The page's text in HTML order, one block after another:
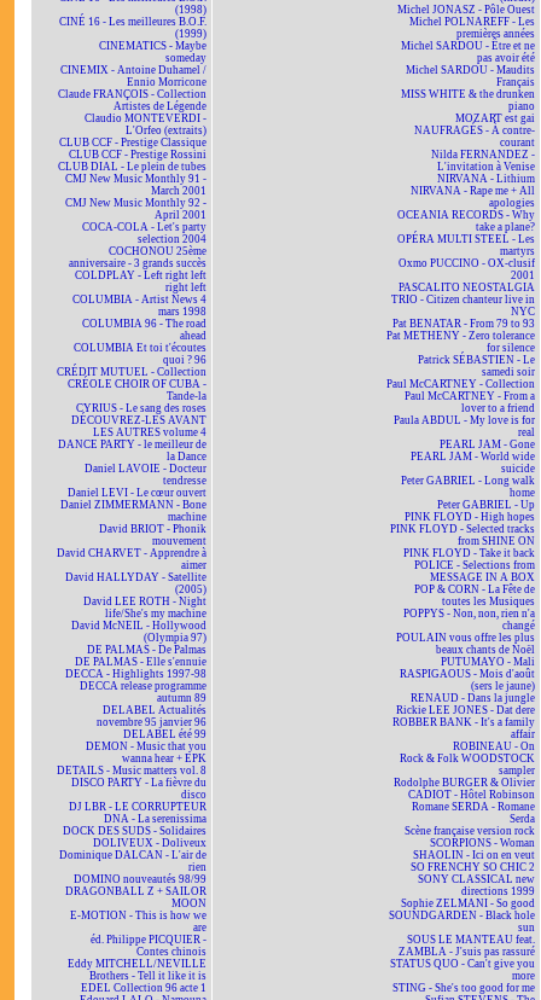
(1998)
CINÉ 16 - Les meilleures B.O.F.
(1999)
CINEMATICS - Maybe
someday
CINEMIX - Antoine Duhamel /
Ennio Morricone
Claude FRANÇOIS - Collection
Artistes de Légende
Claudio MONTEVERDI -
L'Orfeo (extraits)
CLUB CCF - Prestige Classique
CLUB CCF - Prestige Rossini
CLUB DIAL - Le plein de tubes
CMJ New Music Monthly 91 -
March 2001
CMJ New Music Monthly 92 -
April 2001
COCA-COLA - Let's party
selection 2004
COCHONOU 25ème
anniversaire - 3 grands succès
COLDPLAY - Left right left
right left
COLUMBIA - Artist News 4
mars 1998
COLUMBIA 96 - The road
ahead
COLUMBIA Et toi t'écoutes
quoi ? 96
CRÉDIT MUTUEL - Collection
CRÉOLE CHOIR OF CUBA -
Tande-la
CYRIUS - Le sang des roses
DÉCOUVREZ-LES AVANT
LES AUTRES volume 4
DANCE PARTY - le meilleur de
la Dance
Daniel LAVOIE - Docteur
tendresse
Daniel LEVI - Le cœur ouvert
Daniel ZIMMERMANN - Bone
machine
David BRIOT - Phonik
mouvement
David CHARVET - Apprendre à
aimer
David HALLYDAY - Satellite
(2005)
David LEE ROTH - Night
life/She's my machine
David McNEIL - Hollywood
(Olympia 97)
DE PALMAS - De Palmas
DE PALMAS - Elle s'ennuie
DECCA - Highlights 1997-98
DECCA release programme
autumn 89
DELABEL Actualités
novembre 95 janvier 96
DELABEL été 99
DEMON - Music that you
wanna hear + EPK
DETAILS - Music matters vol. 8
DISCO PARTY - La fièvre du
disco
DJ LBR - LE CORRUPTEUR
DNA - La serenissima
DOCK DES SUDS - Solidaires
DOLIVEUX - Doliveux
Dominique DALCAN - L'air de
rien
DOMINO nouveautés 98/99
DRAGONBALL Z + SAILOR
MOON
E-MOTION - This is how we
are
éd. Philippe PICQUIER -
Contes chinois
Eddy MITCHELL/NEVILLE
Brothers - Tell it like it is
EDEL Collection 96 acte 1
Michel JONASZ - Pôle Ouest
Michel POLNAREFF - Les
premières années
Michel SARDOU - Être et ne
pas avoir été
Michel SARDOU - Maudits
Français
MISS WHITE & the drunken
piano
MOZART est gai
NAUFRAGÉS - À contre-
courant
Nilda FERNANDEZ -
L'invitation à Venise
NIRVANA - Lithium
NIRVANA - Rape me + All
apologies
OCEANIA RECORDS - Why
take a plane?
OPÉRA MULTI STEEL - Les
martyrs
Oxmo PUCCINO - OX-clusif
2001
PASCALITO NEOSTALGIA
TRIO - Citizen chanteur live in
NYC
Pat BENATAR - From 79 to 93
Pat METHENY - Zero tolerance
for silence
Patrick SÉBASTIEN - Le
samedi soir
Paul McCARTNEY - Collection
Paul McCARTNEY - From a
lover to a friend
Paula ABDUL - My love is for
real
PEARL JAM - Gone
PEARL JAM - World wide
suicide
Peter GABRIEL - Long walk
home
Peter GABRIEL - Up
PINK FLOYD - High hopes
PINK FLOYD - Selected tracks
from SHINE ON
PINK FLOYD - Take it back
POLICE - Selections from
MESSAGE IN A BOX
POP & CORN - La Fête de
toutes les Musiques
POPPYS - Non, non, rien n'a
changé
POULAIN vous offre les plus
beaux chants de Noël
PUTUMAYO - Mali
RASPIGAOUS - Mois d'août
(sers le jaune)
RENAUD - Dans la jungle
Rickie LEE JONES - Dat dere
ROBBER BANK - It's a family
affair
ROBINEAU - On
Rock & Folk WOODSTOCK
sampler
Rodolphe BURGER & Olivier
CADIOT - Hôtel Robinson
Romane SERDA - Romane
Serda
Scène française version rock
SCORPIONS - Woman
SHAOLIN - Ici on en veut
SO FRENCHY SO CHIC 2
SONY CLASSICAL new
directions 1999
Sophie ZELMANI - So good
SOUNDGARDEN - Black hole
sun
SOUS LE MANTEAU feat.
ZAMBLA - J'suis pas rassuré
STATUS QUO - Can't give you
more
STING - She's too good for me